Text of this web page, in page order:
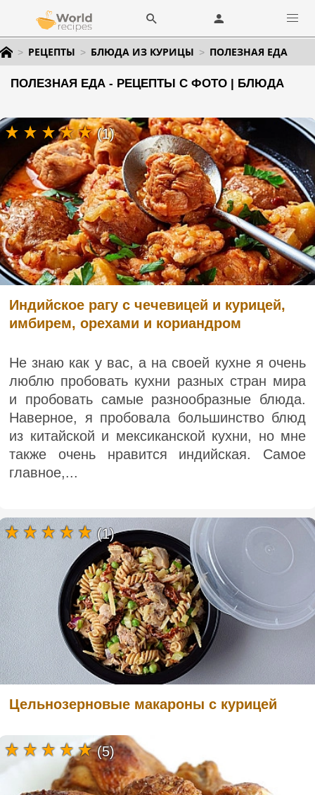
РЕЦЕПТЫ БЛЮДА ИЗ КУРИЦЫ ПОЛЕЗНАЯ ЕДА
ПОЛЕЗНАЯ ЕДА - РЕЦЕПТЫ С ФОТО | БЛЮДА
Индийское рагу с чечевицей и курицей,
имбирем, орехами и кориандром
Не знаю как у вас, а на своей кухне я очень
люблю пробовать кухни разных стран мира
и пробовать самые разнообразные блюда.
Наверное, я пробовала большинство блюд
из китайской и мексиканской кухни, но мне
также очень нравится индийская. Самое
главное,...
(1)
Цельнозерновые макароны с курицей
(1)
(5)